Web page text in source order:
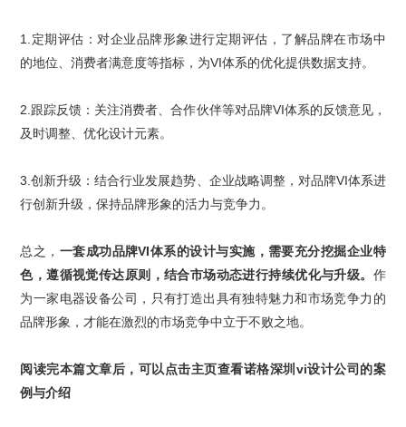
1. 定期评估：对企业品牌形象进行定期评估，了解品牌在市场中
的地位、消费者满意度等指标，为VI体系的优化提供数据支持。
2. 跟踪反馈：关注消费者、合作伙伴等对品牌VI体系的反馈意见，
及时调整、优化设计元素。
3.创新升级：结合行业发展趋势、企业战略调整，对品牌VI体系进
行创新升级，保持品牌形象的活力与竞争力。
总之， 一套成功品牌VI体系的设计与实施，需要充分挖掘企业特
色，遵循视觉传达原则，结合市场动态进行持续优化与升级。 作
为一家电器设备公司，只有打造出具有独特魅力和市场竞争力的
品牌形象，才能在激烈的市场竞争中立于不败之地。
阅读完本篇文章后，可以 点击主页查看诺格深圳vi设计公司的案
例与介绍